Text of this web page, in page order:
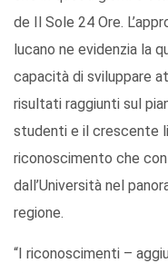
de Il Sole 24 Ore.
lucano ne evidenzia la
capacità di sviluppare
risultati raggiunti sul
studenti e il crescente
riconoscimento che
dall’Università nel
regione.
“I riconoscimenti –